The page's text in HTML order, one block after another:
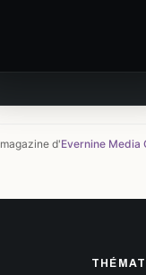
d'Evernine Media